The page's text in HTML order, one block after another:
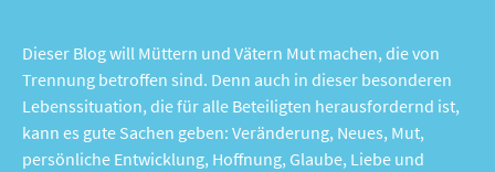
Dieser Blog will Müttern und Vätern Mut machen, die von
Trennung betroffen sind. Denn auch in dieser besonderen
Lebenssituation, die für alle Beteiligten herausfordernd ist,
kann es gute Sachen geben: Veränderung, Neues, Mut,
persönliche Entwicklung, Hoffnung, Glaube, Liebe und